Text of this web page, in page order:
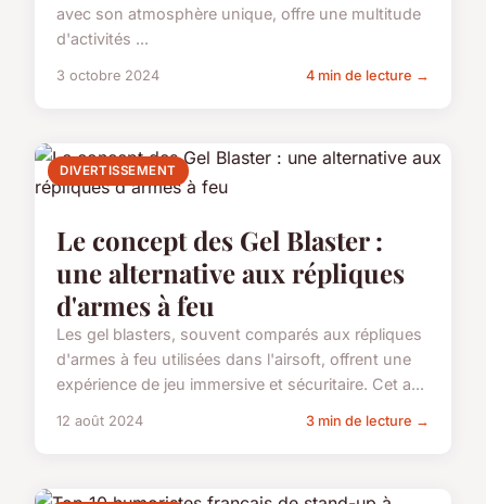
avec son atmosphère unique, offre une multitude
d'activités ...
3 octobre 2024 4 min de lecture →
DIVERTISSEMENT
Le concept des Gel Blaster :
une alternative aux répliques
d'armes à feu
Les gel blasters, souvent comparés aux répliques
d'armes à feu utilisées dans l'airsoft, offrent une
expérience de jeu immersive et sécuritaire. Cet a...
12 août 2024 3 min de lecture →